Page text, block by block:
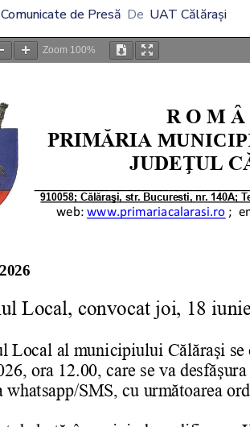
Comunicate de Presă De UAT Călărași
Zoom 100%